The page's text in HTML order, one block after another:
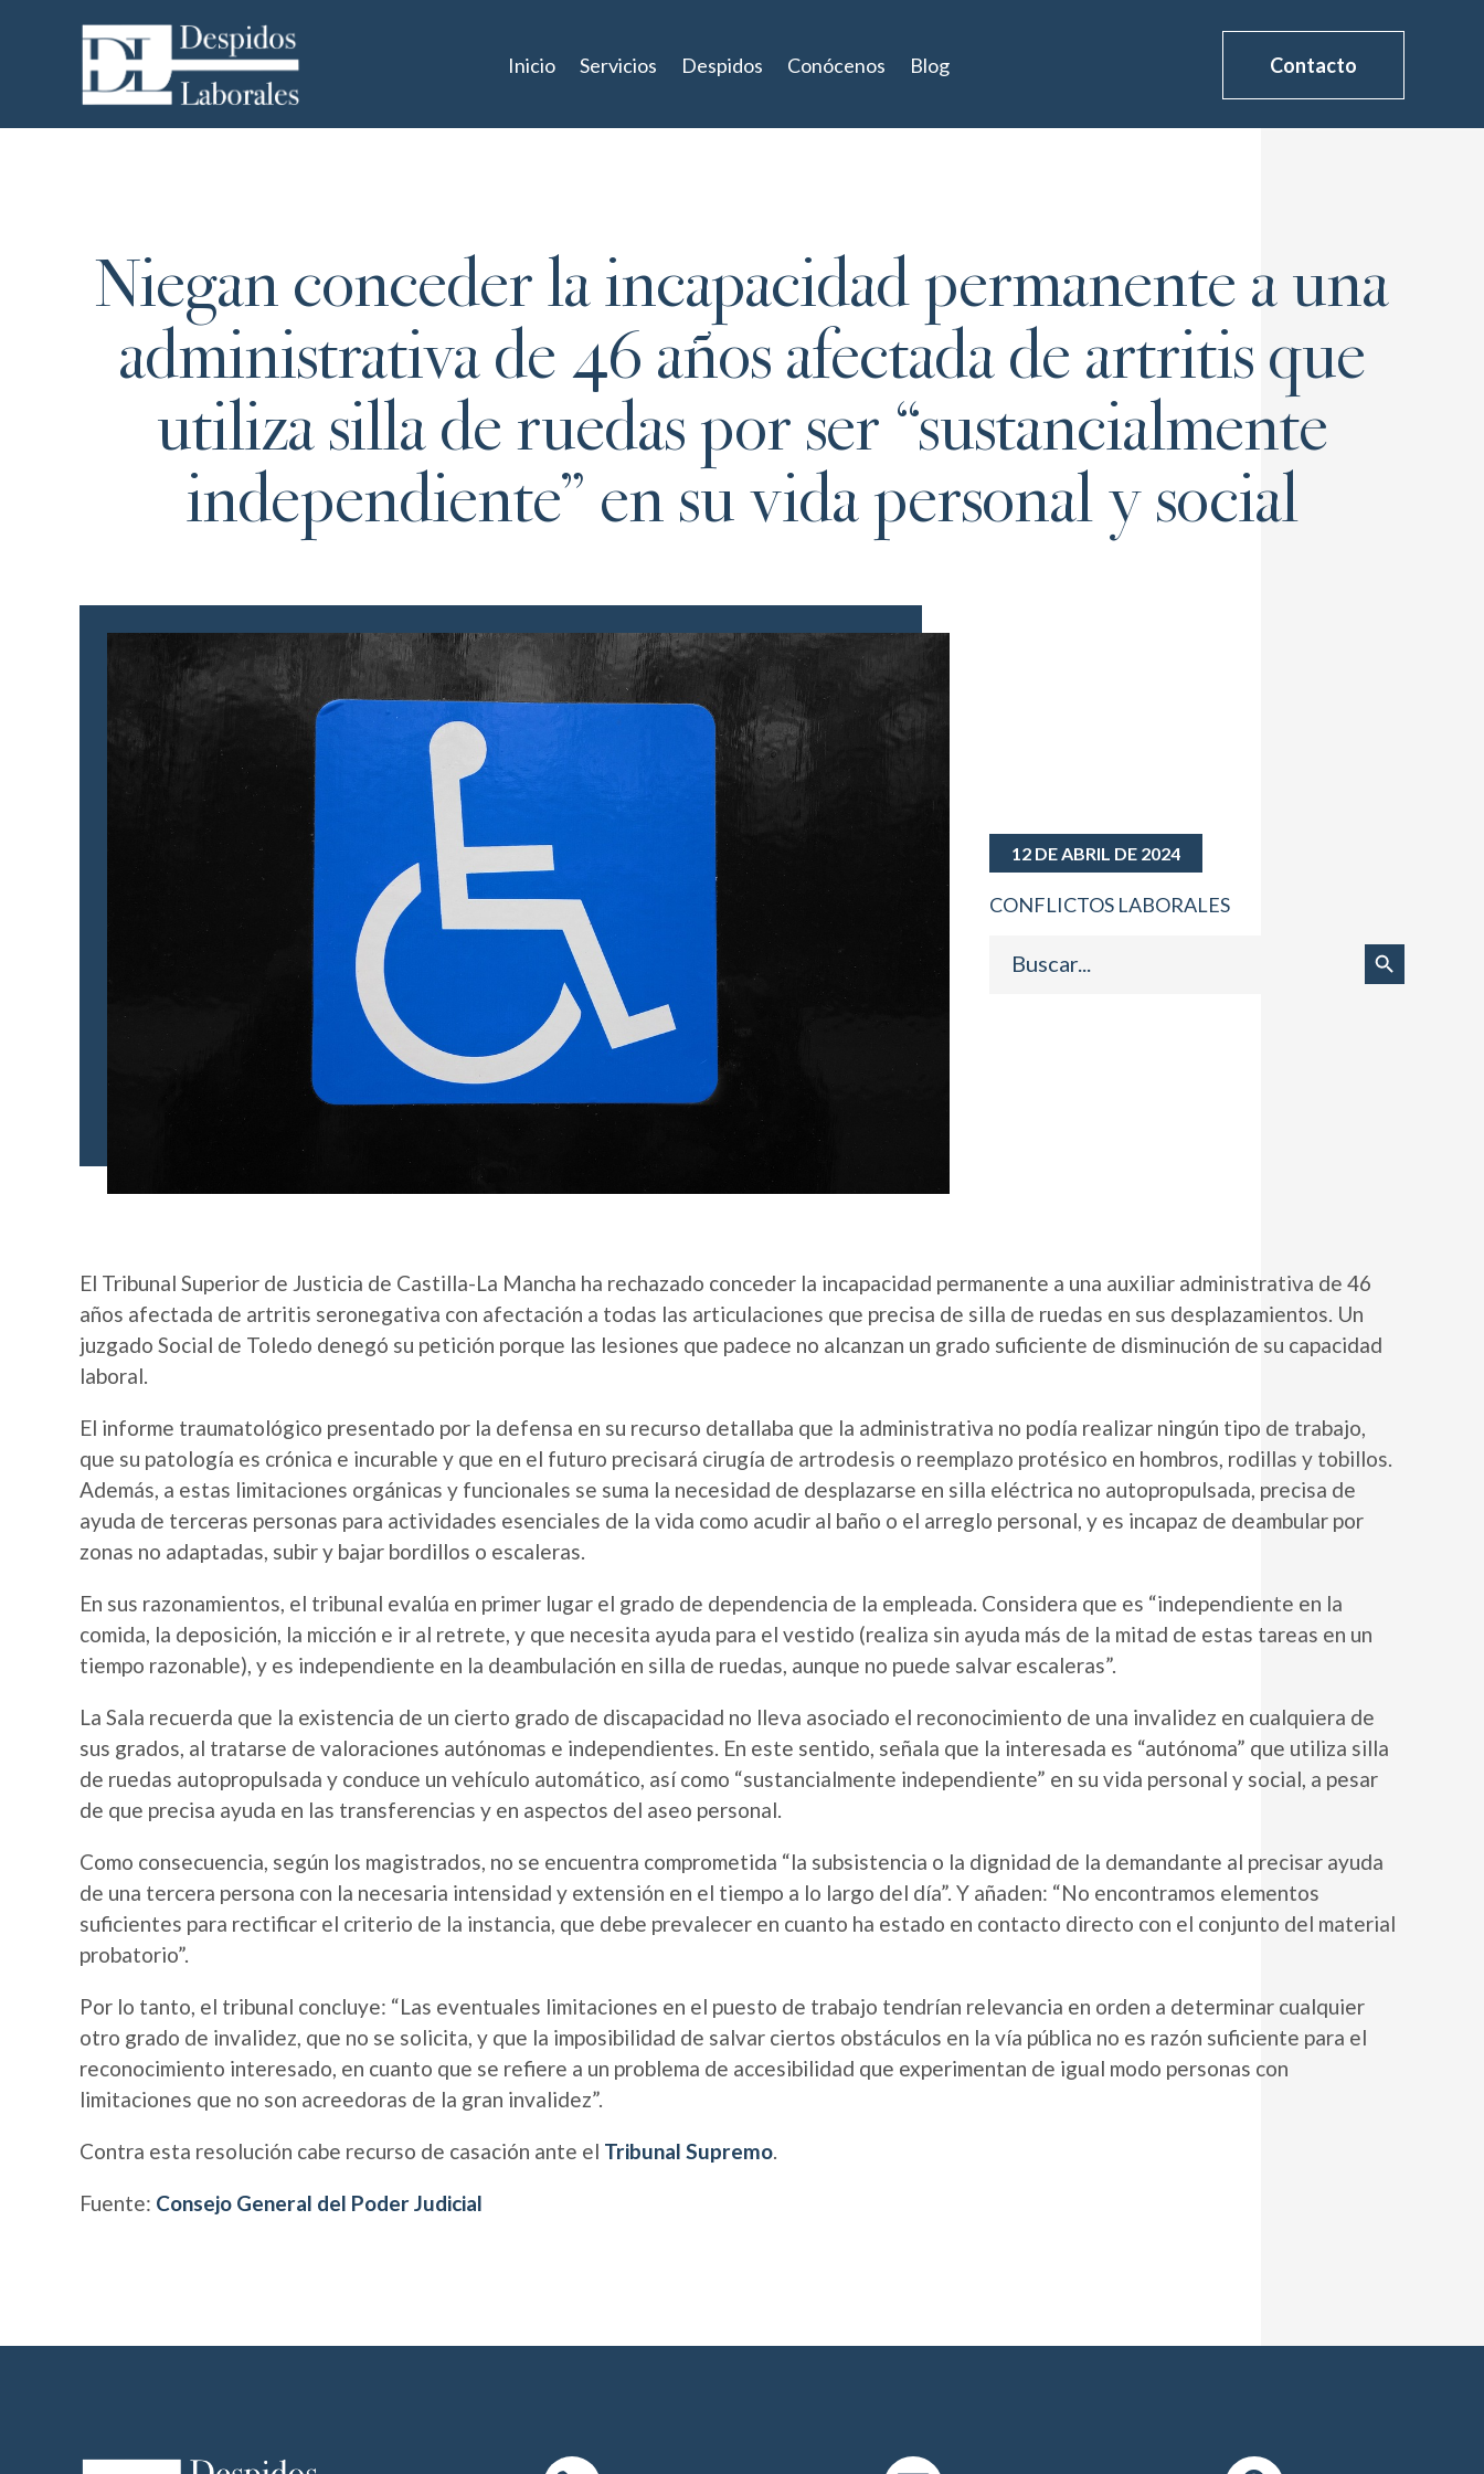
Inicio Servicios Despidos Conócenos Blog Contacto
Niegan conceder la incapacidad permanente a una
administrativa de 46 años afectada de artritis que
utiliza silla de ruedas por ser “sustancialmente
independiente” en su vida personal y social
12 DE ABRIL DE 2024
CONFLICTOS LABORALES
Botón de búsqueda
El Tribunal Superior de Justicia de Castilla-La Mancha ha rechazado conceder la incapacidad permanente a una auxiliar administrativa de 46
años afectada de artritis seronegativa con afectación a todas las articulaciones que precisa de silla de ruedas en sus desplazamientos. Un
juzgado Social de Toledo denegó su petición porque las lesiones que padece no alcanzan un grado suficiente de disminución de su capacidad
laboral.
El informe traumatológico presentado por la defensa en su recurso detallaba que la administrativa no podía realizar ningún tipo de trabajo,
que su patología es crónica e incurable y que en el futuro precisará cirugía de artrodesis o reemplazo protésico en hombros, rodillas y tobillos.
Además, a estas limitaciones orgánicas y funcionales se suma la necesidad de desplazarse en silla eléctrica no autopropulsada, precisa de
ayuda de terceras personas para actividades esenciales de la vida como acudir al baño o el arreglo personal, y es incapaz de deambular por
zonas no adaptadas, subir y bajar bordillos o escaleras.
En sus razonamientos, el tribunal evalúa en primer lugar el grado de dependencia de la empleada. Considera que es “independiente en la
comida, la deposición, la micción e ir al retrete, y que necesita ayuda para el vestido (realiza sin ayuda más de la mitad de estas tareas en un
tiempo razonable), y es independiente en la deambulación en silla de ruedas, aunque no puede salvar escaleras”.
La Sala recuerda que la existencia de un cierto grado de discapacidad no lleva asociado el reconocimiento de una invalidez en cualquiera de
sus grados, al tratarse de valoraciones autónomas e independientes. En este sentido, señala que la interesada es “autónoma” que utiliza silla
de ruedas autopropulsada y conduce un vehículo automático, así como “sustancialmente independiente” en su vida personal y social, a pesar
de que precisa ayuda en las transferencias y en aspectos del aseo personal.
Como consecuencia, según los magistrados, no se encuentra comprometida “la subsistencia o la dignidad de la demandante al precisar ayuda
de una tercera persona con la necesaria intensidad y extensión en el tiempo a lo largo del día”. Y añaden: “No encontramos elementos
suficientes para rectificar el criterio de la instancia, que debe prevalecer en cuanto ha estado en contacto directo con el conjunto del material
probatorio”.
Por lo tanto, el tribunal concluye: “Las eventuales limitaciones en el puesto de trabajo tendrían relevancia en orden a determinar cualquier
otro grado de invalidez, que no se solicita, y que la imposibilidad de salvar ciertos obstáculos en la vía pública no es razón suficiente para el
reconocimiento interesado, en cuanto que se refiere a un problema de accesibilidad que experimentan de igual modo personas con
limitaciones que no son acreedoras de la gran invalidez”.
Contra esta resolución cabe recurso de casación ante el Tribunal Supremo.
Fuente: Consejo General del Poder Judicial